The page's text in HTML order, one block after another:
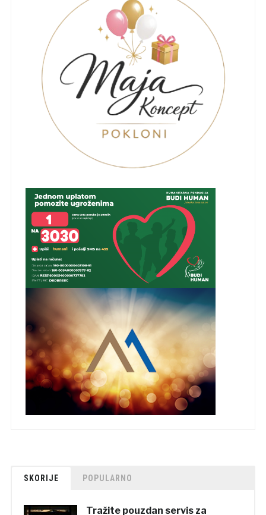
SKORIJE POPULARNO
Tražite pouzdan servis za